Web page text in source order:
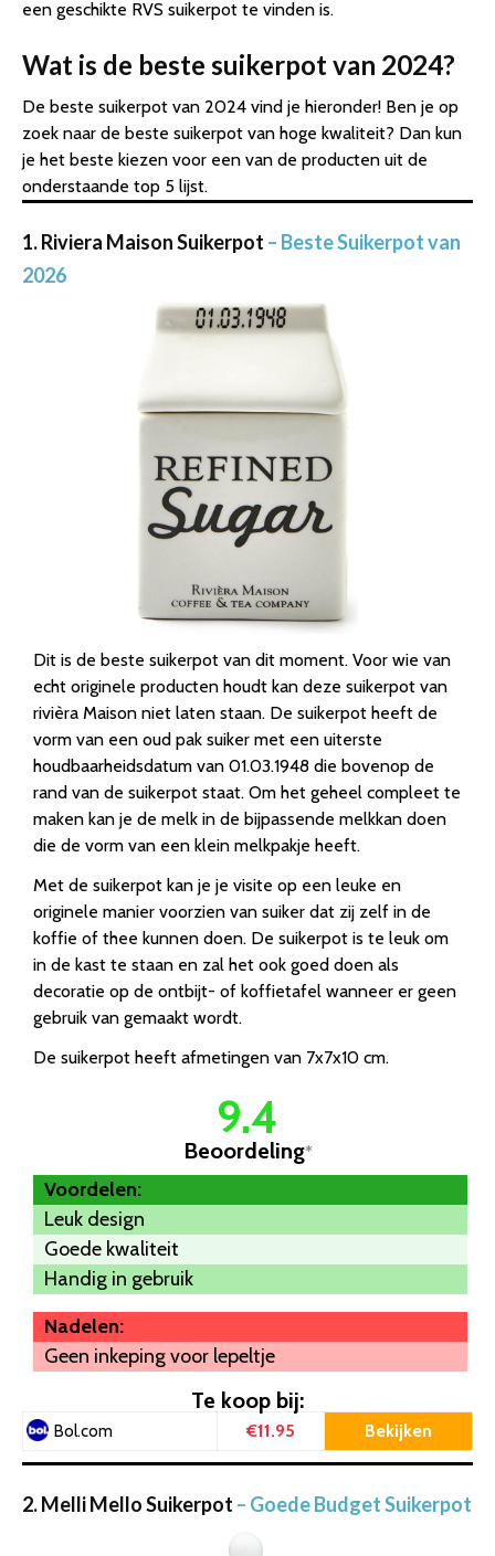
een geschikte RVS suikerpot te vinden is.
Wat is de beste suikerpot van 2024?
De beste suikerpot van 2024 vind je hieronder! Ben je op
zoek naar de beste suikerpot van hoge kwaliteit? Dan kun
je het beste kiezen voor een van de producten uit de
onderstaande top 5 lijst.
1. Riviera Maison Suikerpot – Beste Suikerpot van
2026
Dit is de beste suikerpot van dit moment. Voor wie van
echt originele producten houdt kan deze suikerpot van
rivièra Maison niet laten staan. De suikerpot heeft de
vorm van een oud pak suiker met een uiterste
houdbaarheidsdatum van 01.03.1948 die bovenop de
rand van de suikerpot staat. Om het geheel compleet te
maken kan je de melk in de bijpassende melkkan doen
die de vorm van een klein melkpakje heeft.
Met de suikerpot kan je je visite op een leuke en
originele manier voorzien van suiker dat zij zelf in de
koffie of thee kunnen doen. De suikerpot is te leuk om
in de kast te staan en zal het ook goed doen als
decoratie op de ontbijt- of koffietafel wanneer er geen
gebruik van gemaakt wordt.
De suikerpot heeft afmetingen van 7x7x10 cm.
9.4
Beoordeling*
Voordelen:
Leuk design
Goede kwaliteit
Handig in gebruik
Nadelen:
Geen inkeping voor lepeltje
Te koop bij:
Bol.com €11.95 Bekijken
2. Melli Mello Suikerpot – Goede Budget Suikerpot